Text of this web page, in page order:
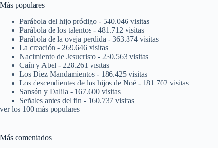
Más populares
Parábola del hijo pródigo - 540.046 visitas
Parábola de los talentos - 481.712 visitas
Parábola de la oveja perdida - 363.874 visitas
La creación - 269.646 visitas
Nacimiento de Jesucristo - 230.563 visitas
Caín y Abel - 228.261 visitas
Los Diez Mandamientos - 186.425 visitas
Los descendientes de los hijos de Noé - 181.702 visitas
Sansón y Dalila - 167.600 visitas
Señales antes del fin - 160.737 visitas
ver los 100 más populares
Más comentados